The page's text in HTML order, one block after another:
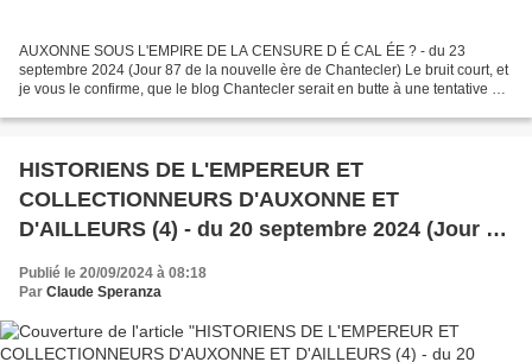
AUXONNE SOUS L'EMPIRE DE LA CENSURE D É CAL ÉE ? - du 23
septembre 2024 (Jour 87 de la nouvelle ère de Chantecler) Le bruit court, et
je vous le confirme, que le blog Chantecler serait en butte à une tentative de
HISTORIENS DE L'EMPEREUR ET
COLLECTIONNEURS D'AUXONNE ET
D'AILLEURS (4) - du 20 septembre 2024 (Jour 85
de la nouvelle ère de Chantecler)
Publié le 20/09/2024 à 08:18
Par Claude Speranza